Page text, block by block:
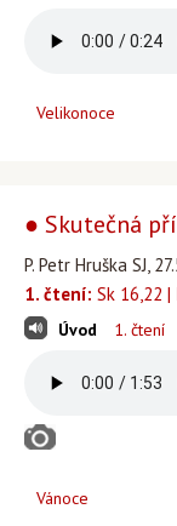
Velikonoce
● Skutečná
P. Petr Hruška SJ,
1. čtení: Sk 16,22 |
Úvod 1. čtení
Vánoce